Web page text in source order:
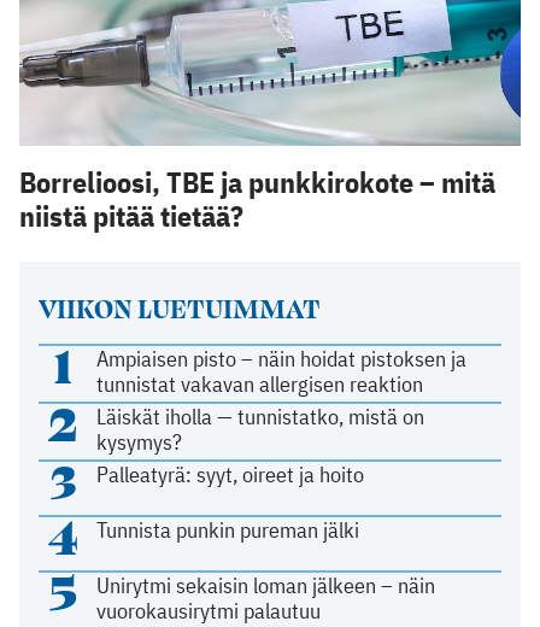
VIIKON LUETUIMMAT
1
Ampiaisen pisto – näin hoidat pistoksen ja
tunnistat vakavan allergisen reaktion
2
Läiskät iholla — tunnistatko, mistä on
kysymys?
3 Palleatyrä: syyt, oireet ja hoito
4 Tunnista punkin pureman jälki
5
Unirytmi sekaisin loman jälkeen – näin
vuorokausirytmi palautuu
Borrelioosi, TBE ja punkkirokote – mitä
niistä pitää tietää?